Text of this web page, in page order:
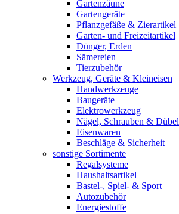
Gartenzäune
Gartengeräte
Pflanzgefäße & Zierartikel
Garten- und Freizeitartikel
Dünger, Erden
Sämereien
Tierzubehör
Werkzeug, Geräte & Kleineisen
Handwerkzeuge
Baugeräte
Elektrowerkzeug
Nägel, Schrauben & Dübel
Eisenwaren
Beschläge & Sicherheit
sonstige Sortimente
Regalsysteme
Haushaltsartikel
Bastel-, Spiel- & Sport
Autozubehör
Energiestoffe